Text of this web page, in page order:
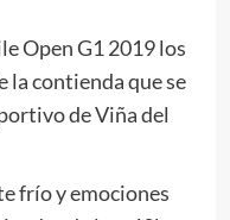
Open G1 2019 los
la contienda que se
de Viña del
frío y emociones